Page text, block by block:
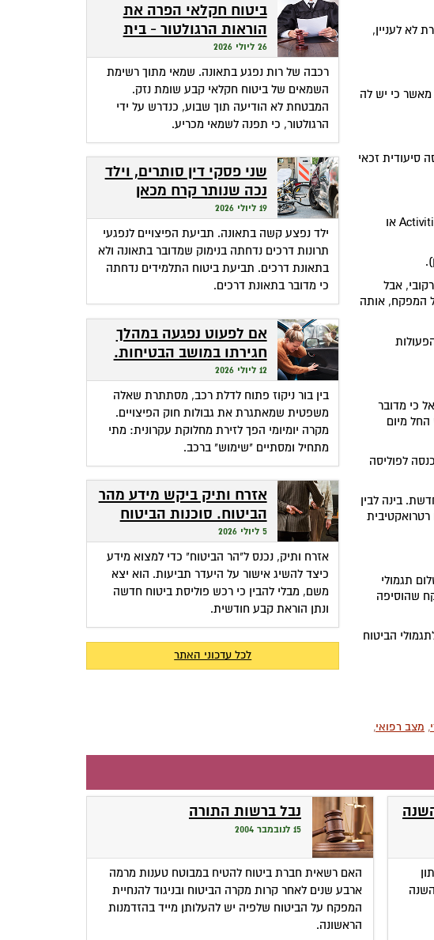
לא לעניין,
מאשר כי יש לה
סיעודית זכאי
השני, כאשר המבוטח אינו מסוגל לבצע בכוחות עצמו 3 מתוך 6 פעולות בסיסיות יומיומיות המכונות Activities of Daily Living או
).
אבל
האבות בשנת 1999 עוד לפני ההנחיה של המפקח, אותה
המזכה בתגמולי ביטוח לא מתקיים ביהודית, הוסיפו נציגי הראל. היא מסוגלת לבצע לפחות 4 מתוך 6 הפעולות
כי מדובר
החל מיום
לפוליסה
בינה לבין
תגמולי
שהוסיפה
הביטוח
, מצב רפואי,
ביטוח חקלאי הפרה את
הוראות הרגולטור - בית
המשפט חילץ אותה
26 ליולי 2026
רכבה של רות נפגע בתאונה. שמאי מתוך רשימת
השמאים של ביטוח חקלאי קבע שומת נזק.
המבטחת לא הודיעה תוך שבוע, כנדרש על ידי
הרגולטור, כי תפנה לשמאי מכריע.
שני פסקי דין סותרים, וילד
נכה שנותר קרח מכאן
ומכאן
19 ליולי 2026
ילד נפצע קשה בתאונה. תביעת הפיצויים לנפגעי
תרונות דרכים נדחתה בנימוק שמדובר בתאונה ולא
בתאונת דרכים. תביעת ביטוח התלמידים נדחתה
כי מדובר בתאונת דרכים.
אם לפעוט נפגעה במהלך
חגירתו במושב הבטיחות.
האם זכאית לפיצויים?
12 ליולי 2026
בין בור ניקוז פתוח לדלת רכב, מסתתרת שאלה
משפטית שמאתגרת את גבולות חוק הפיצויים.
מקרה יומיומי הפך לזירת מחלוקת עקרונית: מתי
מתחיל ומסתיים "שימוש" ברכב.
אזרח ותיק ביקש מידע מהר
הביטוח. סוכנות הביטוח
גבתה מחשבונו פרמיות
5 ליולי 2026
אזרח ותיק, נכנס ל"הר הביטוח" כדי למצוא מידע
כיצד להשיג אישור על היעדר תביעות. הוא יצא
משם, מבלי להבין כי רכש פוליסת ביטוח חדשה
ונתן הוראת קבע חודשית.
לכל עדכוני האתר
נבל ברשות התורה
15 לנובמבר 2004
האם רשאית חברת ביטוח להטיח במבוטח טענות מרמה
ארבע שנים לאחר קרות מקרה הביטוח ובניגוד להנחיית
המפקח על הביטוח שלפיה יש להעלותן מייד בהזדמנות
הראשונה.